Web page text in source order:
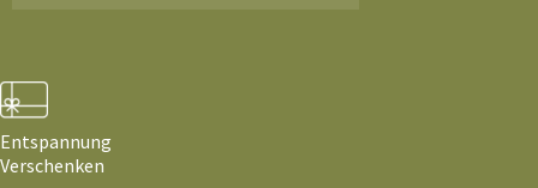
Entspannung
Verschenken